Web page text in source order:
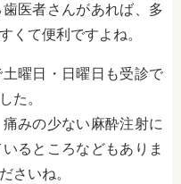
医者さんがあれば、多
くて便利ですよね。
曜日・日曜日も受診で
た。
みの少ない麻酔注射に
るところなどもありま
さいね。